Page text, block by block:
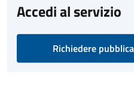
Accedi al servizio
Richiedere